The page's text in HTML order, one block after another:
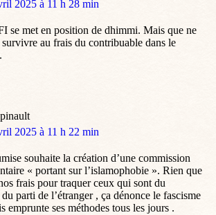
2025 à 11 h 28 min
se met en position de dhimmi. Mais que ne
au frais du contribuable dans le
2025 à 11 h 22 min
souhaite la création d’une commission
« portant sur l’islamophobie ». Rien que
frais pour traquer ceux qui sont du
parti de l’étranger , ça dénonce le fascisme
emprunte ses méthodes tous les jours .